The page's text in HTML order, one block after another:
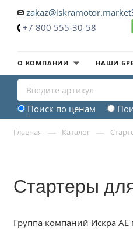
zakaz@iskramotor.market
+7 800 555-30-58
О КОМПАНИИ НАШИ
Поиск по ценам
Главная — Каталог —
Стартеры
Группа компаний Искра АЕ